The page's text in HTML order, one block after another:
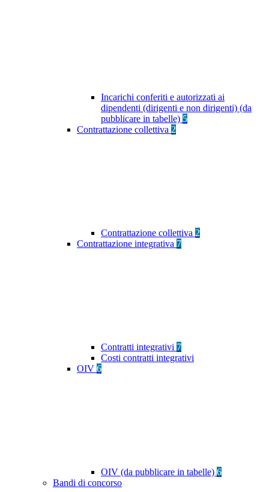
Incarichi conferiti e autorizzati ai
dipendenti (dirigenti e non dirigenti) (da
pubblicare in tabelle) 5
Contrattazione collettiva 2
Contrattazione collettiva 2
Contrattazione integrativa 7
Contratti integrativi 7
Costi contratti integrativi
OIV 6
OIV (da pubblicare in tabelle) 6
Bandi di concorso